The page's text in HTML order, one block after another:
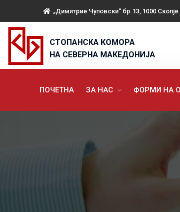
„Димитрие Чуповски“ бр.13, 1000 Скопје
СТОПАНСКА КОМОРА
НА СЕВЕРНА МАКЕДОНИЈА
ПОЧЕТНА ЗА НАС ФОРМИ НА